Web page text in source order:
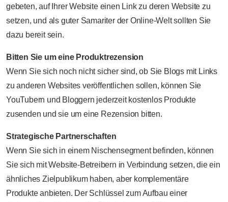
gebeten, auf Ihrer Website einen Link zu deren Website zu
setzen, und als guter Samariter der Online-Welt sollten Sie
dazu bereit sein.
Bitten Sie um eine Produktrezension
Wenn Sie sich noch nicht sicher sind, ob Sie Blogs mit Links
zu anderen Websites veröffentlichen sollen, können Sie
YouTubern und Bloggern jederzeit kostenlos Produkte
zusenden und sie um eine Rezension bitten.
Strategische Partnerschaften
Wenn Sie sich in einem Nischensegment befinden, können
Sie sich mit Website-Betreibern in Verbindung setzen, die ein
ähnliches Zielpublikum haben, aber komplementäre
Produkte anbieten. Der Schlüssel zum Aufbau einer